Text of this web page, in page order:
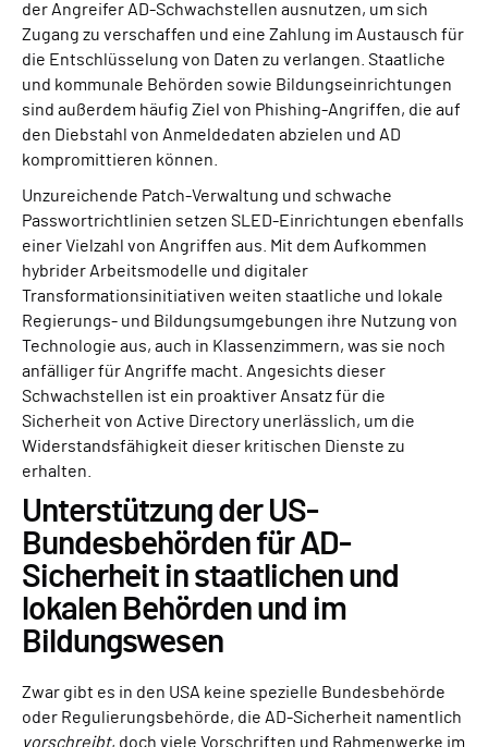
der Angreifer AD-Schwachstellen ausnutzen, um sich
Zugang zu verschaffen und eine Zahlung im Austausch für
die Entschlüsselung von Daten zu verlangen. Staatliche
und kommunale Behörden sowie Bildungseinrichtungen
sind außerdem häufig Ziel von Phishing-Angriffen, die auf
den Diebstahl von Anmeldedaten abzielen und AD
kompromittieren können.
Unzureichende Patch-Verwaltung und schwache
Passwortrichtlinien setzen SLED-Einrichtungen ebenfalls
einer Vielzahl von Angriffen aus. Mit dem Aufkommen
hybrider Arbeitsmodelle und digitaler
Transformationsinitiativen weiten staatliche und lokale
Regierungs- und Bildungsumgebungen ihre Nutzung von
Technologie aus, auch in Klassenzimmern, was sie noch
anfälliger für Angriffe macht. Angesichts dieser
Schwachstellen ist ein proaktiver Ansatz für die
Sicherheit von Active Directory unerlässlich, um die
Widerstandsfähigkeit dieser kritischen Dienste zu
erhalten.
Unterstützung der US-
Bundesbehörden für AD-
Sicherheit in staatlichen und
lokalen Behörden und im
Bildungswesen
Zwar gibt es in den USA keine spezielle Bundesbehörde
oder Regulierungsbehörde, die AD-Sicherheit namentlich
vorschreibt, doch viele Vorschriften und Rahmenwerke im